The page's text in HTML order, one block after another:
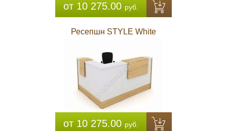
от 10 275.00 руб.
Ресепшн STYLE White
от 10 275.00 руб.